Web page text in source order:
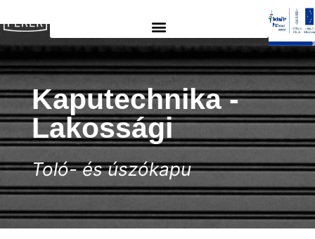
Kaputechnika -
Lakossági
Toló- és úszókapu